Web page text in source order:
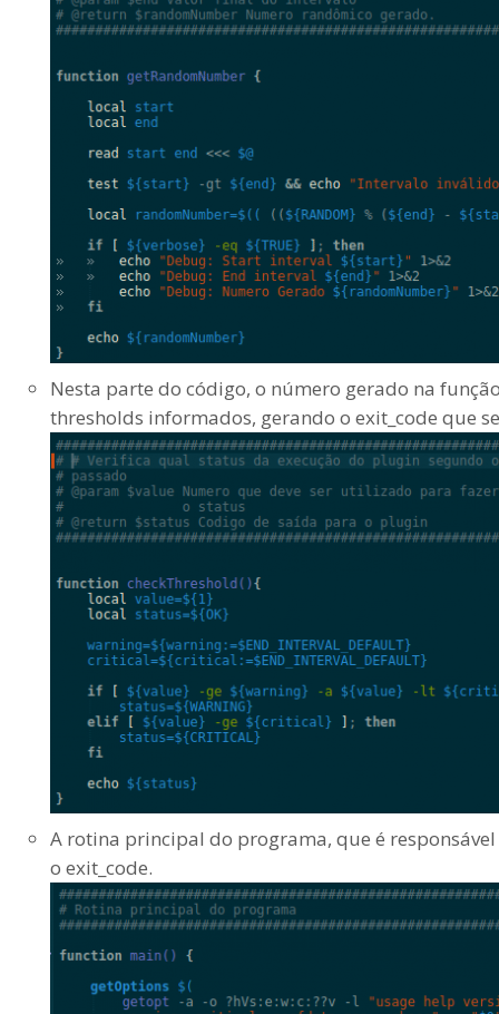
Nesta parte do código, o número gerado na
thresholds informados, gerando o exit_code que
A rotina principal do programa, que é
o exit_code.